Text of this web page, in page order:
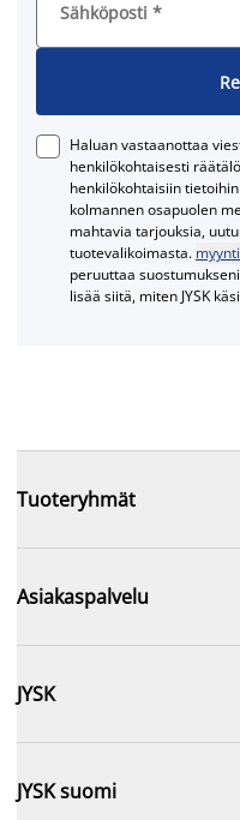
Sähköposti *
Haluan vastaanottaa
henkilökohtaisesti
henkilökohtaisiin
kolmannen osapuolen
mahtavia tarjouksia,
tuotevalikoimasta.
peruuttaa
lisää siitä, miten JYSK
Tuoteryhmät
Asiakaspalvelu
JYSK
JYSK suomi